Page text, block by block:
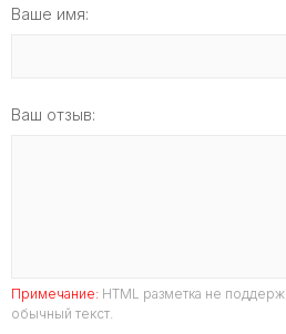
Ваше имя:
Ваш отзыв:
Примечание: HTML разметка не
обычный текст.